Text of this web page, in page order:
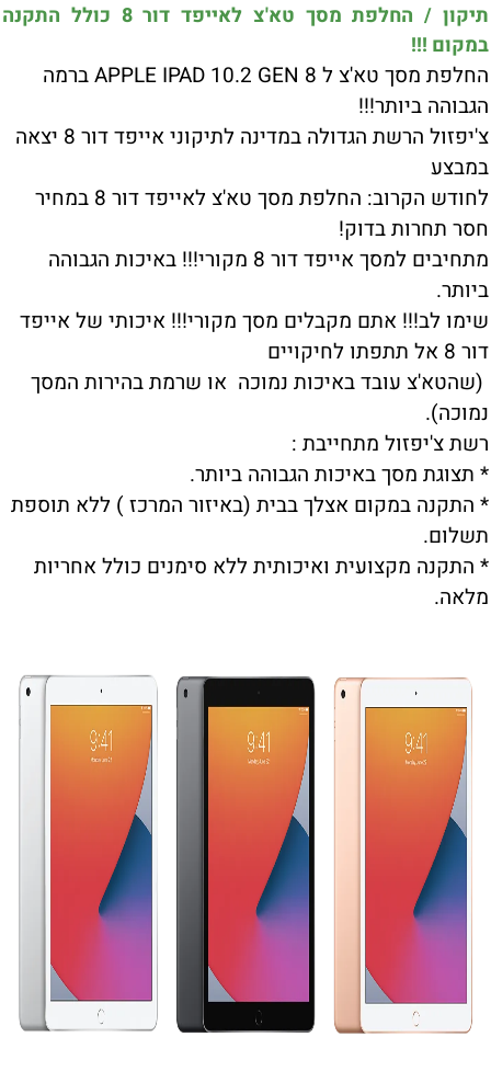
תיקון / החלפת מסך טא'צ לאייפד דור 8 כולל התקנה
במקום !!!
החלפת מסך טא'צ ל APPLE IPAD 10.2 GEN 8 ברמה
הגבוהה ביותר!!!
צ'יפזול הרשת הגדולה במדינה לתיקוני אייפד דור 8 יצאה
במבצע
לחודש הקרוב: החלפת מסך טא'צ לאייפד דור 8 במחיר
חסר תחרות בדוק!
מתחיבים למסך אייפד דור 8 מקורי!!! באיכות הגבוהה
ביותר.
שימו לב!!! אתם מקבלים מסך מקורי!!! איכותי של אייפד
דור 8 אל תתפתו לחיקויים
(שהטא'צ עובד באיכות נמוכה או שרמת בהירות המסך
נמוכה).
רשת צ'יפזול מתחייבת :
* תצוגת מסך באיכות הגבוהה ביותר.
* התקנה במקום אצלך בבית (באיזור המרכז ) ללא תוספת
תשלום.
* התקנה מקצועית ואיכותית ללא סימנים כולל אחריות
מלאה.